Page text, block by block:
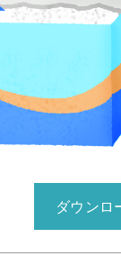
ダウンロ